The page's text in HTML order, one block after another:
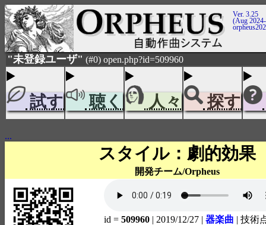
Ver. 3.25
(Aug
"未登録ユーザ" (#0) open.php?id=509960
試す 聴く 人々 探す
...
スタイル：劇的効果
開発チーム/Orpheus
id = 509960 | 2019/12/27 | 器楽曲 | 技術